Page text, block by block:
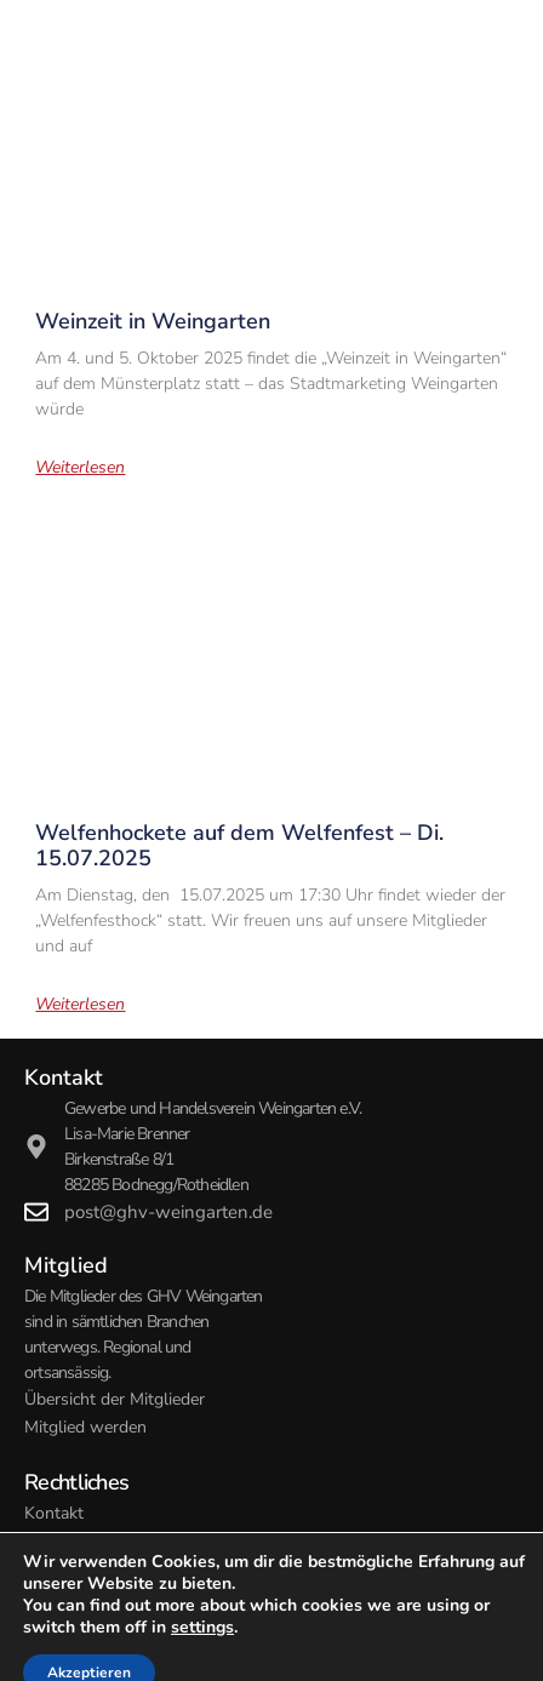
Weinzeit in Weingarten
Am 4. und 5. Oktober 2025 findet die „Weinzeit in Weingarten“
auf dem Münsterplatz statt – das Stadtmarketing Weingarten
würde
Weiterlesen
Welfenhockete auf dem Welfenfest – Di.
15.07.2025
Am Dienstag, den 15.07.2025 um 17:30 Uhr findet wieder der
„Welfenfesthock“ statt. Wir freuen uns auf unsere Mitglieder
und auf
Weiterlesen
Kontakt
Gewerbe und Handelsverein Weingarten e.V.
Lisa-Marie Brenner
Birkenstraße 8/1
88285 Bodnegg/Rotheidlen
post@ghv-weingarten.de
Mitglied
Die Mitglieder des GHV Weingarten
sind in sämtlichen Branchen
unterwegs. Regional und
ortsansässig.
Übersicht der Mitglieder
Mitglied werden
Rechtliches
Kontakt
Impressum
Datenschutz
Satzung
© 2026 Gewerbe- und Handelsverein Weingarten. Alle Rechte
Wir verwenden Cookies, um dir die bestmögliche Erfahrung auf
unserer Website zu bieten.
You can find out more about which cookies we are using or
switch them off in settings.
Akzeptieren